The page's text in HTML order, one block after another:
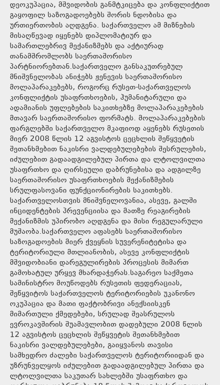
დეოკუპაცია, მშვიდობის განმტკიცება და კონფლიქტით
გაყოფილ საზოგადოებებს შორის ნდობისა და
ურთიერთობის აღდგენა. საქართველო ამ მიზნების
მისაღწევად იყენებს დიპლომატიურ და
სამართლებრივ მექანიზმებს და აქტიურად
თანამშრომლობს საერთაშორისო
პარტნიორებთან.საქართველო განსაკუთრებულ
მნიშვნელობას ანიჭებს ჟენევის საერთაშორისო
მოლაპარაკებებს, როგორც რუსეთ-საქართველოს
კონფლიქტის უსაფრთხოების, ჰუმანიტარული და
ადამიანის უფლებების საკითხებზე მოლაპარაკებების
მთავარ საერთაშორისო ფორმატს. მოლაპარაკებების
ფარგლებში საქართველო მკაფიოდ აყენებს რუსეთის
მიერ 2008 წლის 12 აგვისტოს ცეცხლის შეწყვეტის
შეთანხმებით ნაკისრი ვალდებულებების შესრულების,
იძულებით გადაადგილებულ პირთა და ლტოლვილთა
უსაფრთხო და ღირსეული დაბრუნებისა და ადგილზე
საერთაშორისო უსაფრთხოების მექანიზმების
სრულფასოვანი ფუნქციონირების საკითხებს.
საქართველოსთვის მნიშვნელოვანია, ასევე, გალში
ინციდენტების პრევენციისა და მათზე რეაგირების
მექანიზმის უპირობო აღდგენა და მისი რეგულარული
მუშაობა.საქართველო აფასებს საერთაშორისო
საზოგადოების მიერ ქვეყნის სუვერენიტეტისა და
ტერიტორიული მთლიანობის, ასევე კონფლიქტის
მშვიდობიანი დარეგულირების პროცესის მიმართ
გამოხატულ ურყევ მხარდაჭერას.საგარეო საქმეთა
სამინისტრო მოუწოდებს რუსეთის ფედერაციას,
შეწყვიტოს საქართველოს ტერიტორიების უკანონო
ოკუპაცია და მათი ფაქტობრივი ანექსიისკენ
მიმართული ქმედებები, სრულად შეასრულოს
ევროკავშირის შუამავლობით დადებული 2008 წლის
12 აგვისტოს ცეცხლის შეწყვეტის შეთანხმებით
ნაკისრი ვალდებულებები, გაიყვანოს თავისი
სამხედრო ძალები საქართველოს ტერიტორიიდან და
უზრუნველყოს იძულებით გადაადგილებულ პირთა და
ლტოლვილთა საკუთარ სახლებში უსაფრთხო და